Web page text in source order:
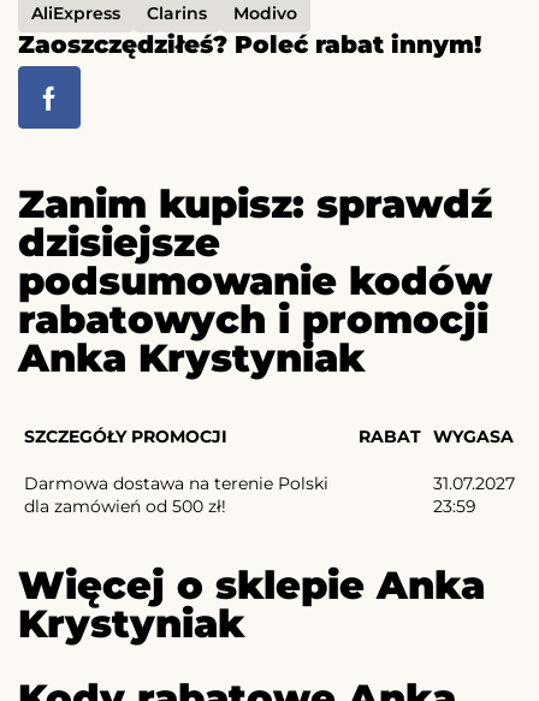
AliExpress
Clarins Modivo
Zaoszczędziłeś? Poleć rabat innym!
Zanim kupisz: sprawdź
dzisiejsze
podsumowanie kodów
rabatowych i promocji
Anka Krystyniak
SZCZEGÓŁY PROMOCJI RABAT WYGASA
Darmowa dostawa na terenie Polski
dla zamówień od 500 zł!
31.07.2027
23:59
Więcej o sklepie Anka
Krystyniak